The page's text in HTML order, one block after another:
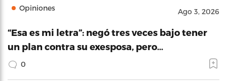
Opiniones Ago 3, 2026
“Esa es mi letra”: negó tres veces bajo tener
un plan contra su exesposa, pero…
0